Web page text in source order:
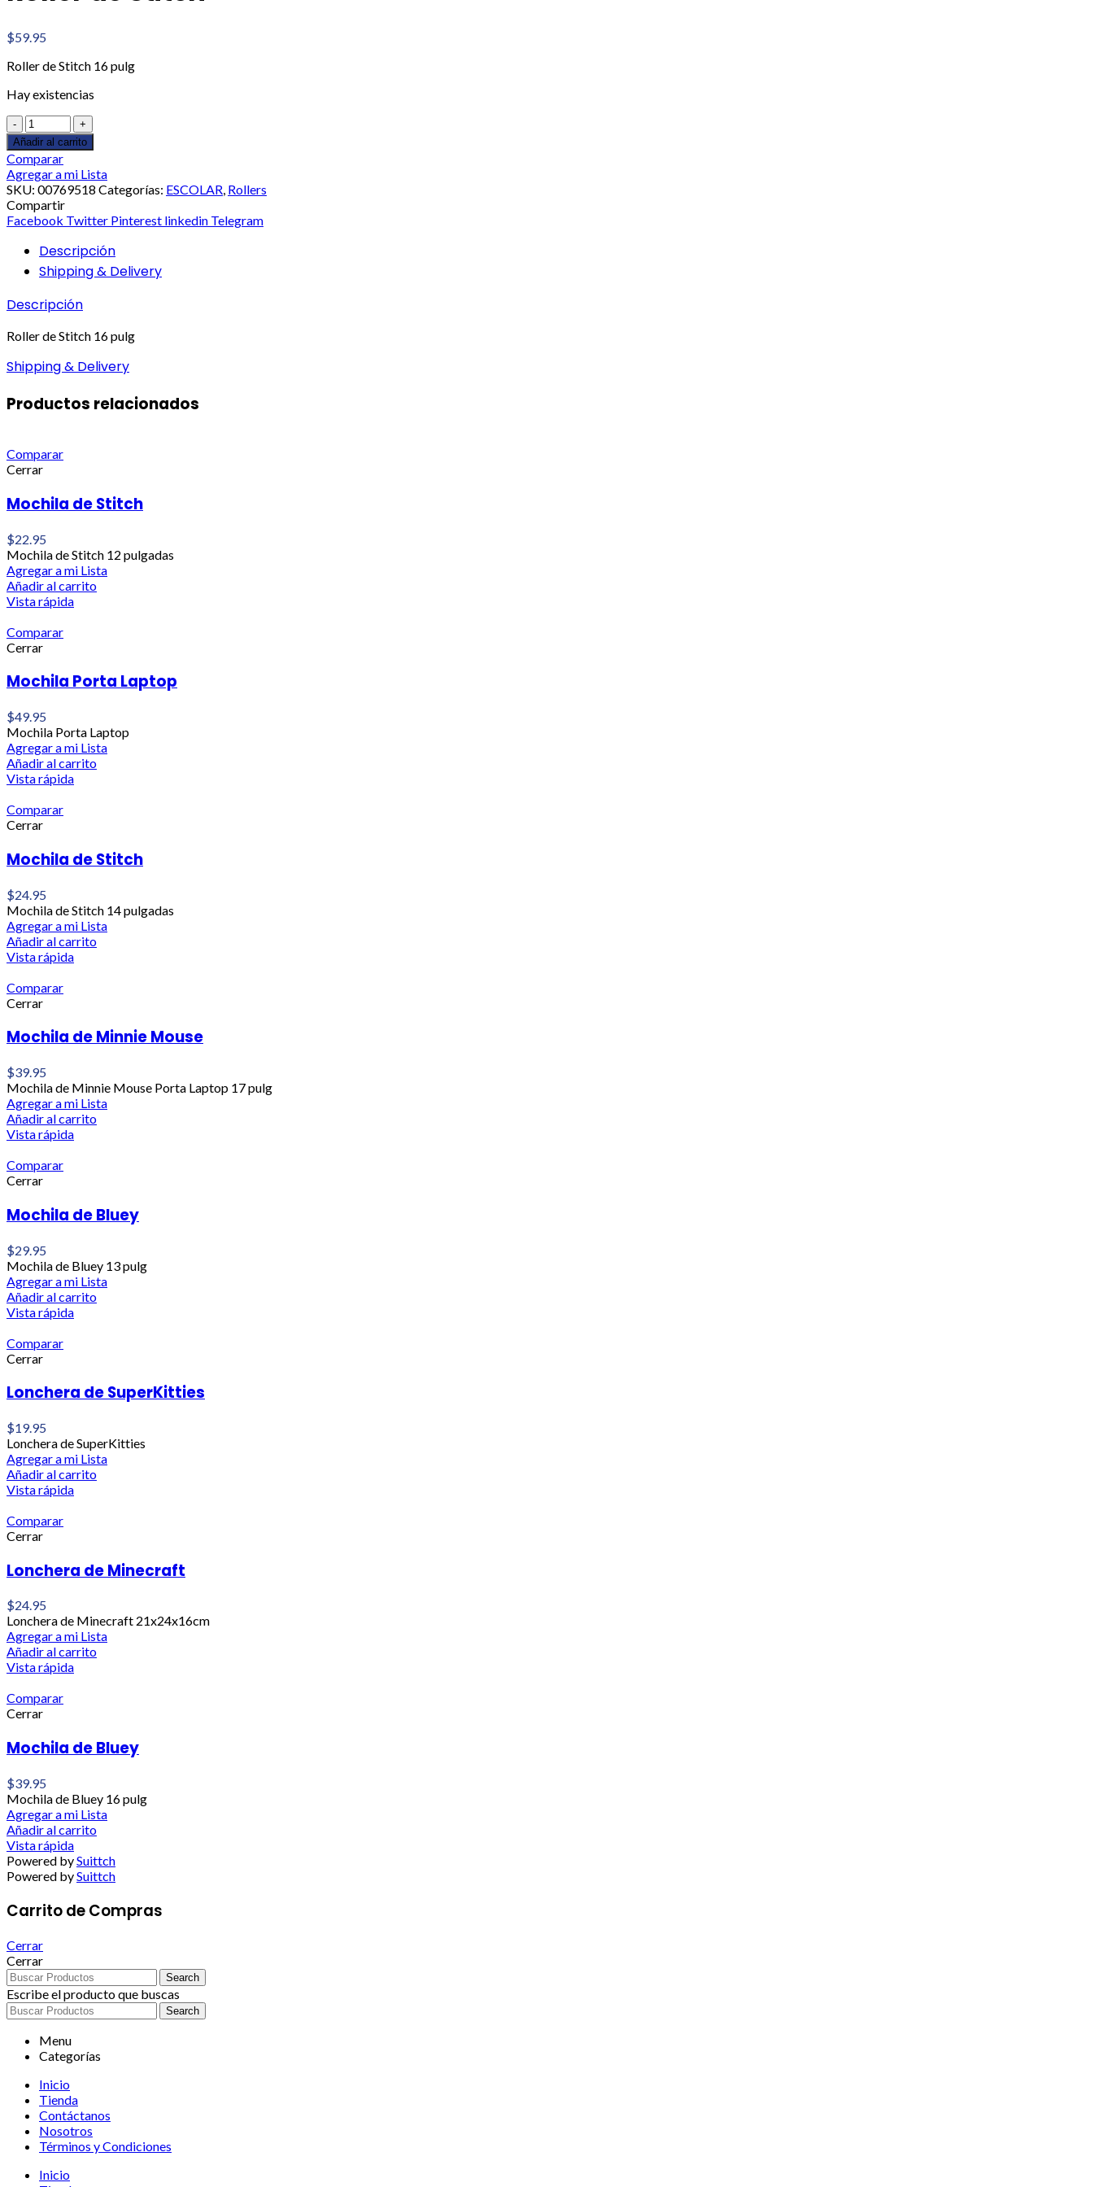
$59.95
Roller de Stitch 16 pulg
Hay existencias
Roller
de
Stitch
cantidad
Añadir al carrito
Comparar
Agregar a mi Lista
SKU: 00769518 Categorías: ESCOLAR, Rollers
Compartir
Facebook Twitter Pinterest linkedin Telegram
Descripción
Shipping & Delivery
Descripción
Roller de Stitch 16 pulg
Shipping & Delivery
Productos relacionados
Comparar
Cerrar
Mochila de Stitch
$22.95
Mochila de Stitch 12 pulgadas
Agregar a mi Lista
Añadir al carrito
Vista rápida
Comparar
Cerrar
Mochila Porta Laptop
$49.95
Mochila Porta Laptop
Agregar a mi Lista
Añadir al carrito
Vista rápida
Comparar
Cerrar
Mochila de Stitch
$24.95
Mochila de Stitch 14 pulgadas
Agregar a mi Lista
Añadir al carrito
Vista rápida
Comparar
Cerrar
Mochila de Minnie Mouse
$39.95
Mochila de Minnie Mouse Porta Laptop 17 pulg
Agregar a mi Lista
Añadir al carrito
Vista rápida
Comparar
Cerrar
Mochila de Bluey
$29.95
Mochila de Bluey 13 pulg
Agregar a mi Lista
Añadir al carrito
Vista rápida
Comparar
Cerrar
Lonchera de SuperKitties
$19.95
Lonchera de SuperKitties
Agregar a mi Lista
Añadir al carrito
Vista rápida
Comparar
Cerrar
Lonchera de Minecraft
$24.95
Lonchera de Minecraft 21x24x16cm
Agregar a mi Lista
Añadir al carrito
Vista rápida
Comparar
Cerrar
Mochila de Bluey
$39.95
Mochila de Bluey 16 pulg
Agregar a mi Lista
Añadir al carrito
Vista rápida
Powered bySuittch
Powered bySuittch
Carrito de Compras
Cerrar
Cerrar
Search
Escribe el producto que buscas
Search
Menu
Categorías
Inicio
Tienda
Contáctanos
Nosotros
Términos y Condiciones
Inicio